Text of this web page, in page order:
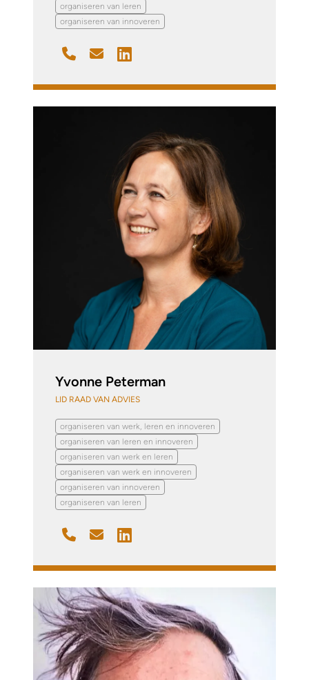
organiseren van leren
organiseren van innoveren
Yvonne Peterman
LID RAAD VAN ADVIES
organiseren van werk, leren en innoveren
organiseren van leren en innoveren
organiseren van werk en leren
organiseren van werk en innoveren
organiseren van innoveren
organiseren van leren